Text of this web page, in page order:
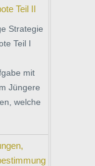
Teil II
Strategie
Teil I
mit
Jüngere
welche